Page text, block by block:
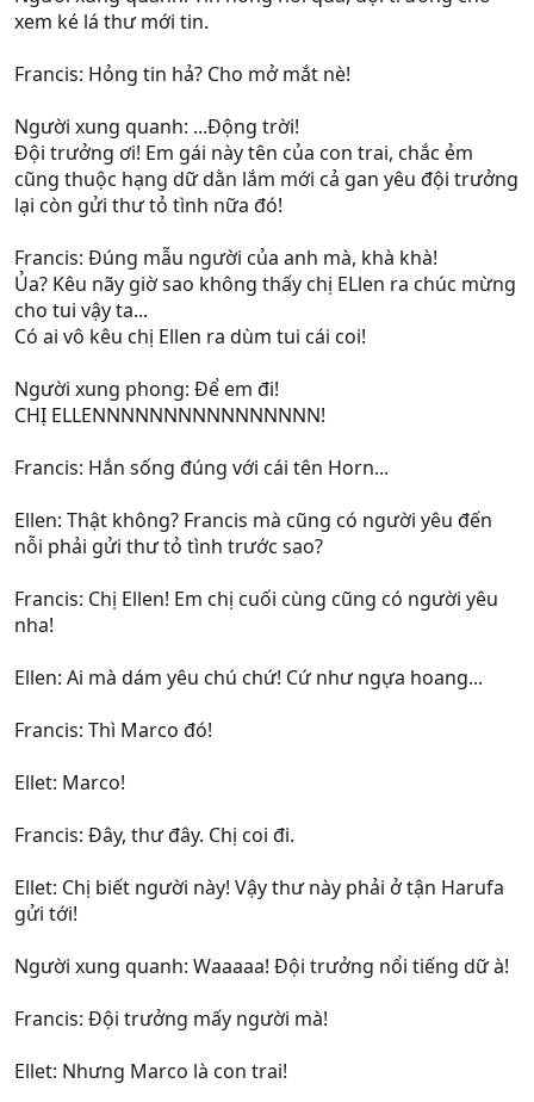
xem ké lá thư mới tin.
Francis: Hỏng tin hả? Cho mở mắt nè!
Người xung quanh: ...Động trời!
Đội trưởng ơi! Em gái này tên của con trai, chắc ẻm
cũng thuộc hạng dữ dằn lắm mới cả gan yêu đội trưởng
lại còn gửi thư tỏ tình nữa đó!
Francis: Đúng mẫu người của anh mà, khà khà!
Ủa? Kêu nãy giờ sao không thấy chị ELlen ra chúc mừng
cho tui vậy ta...
Có ai vô kêu chị Ellen ra dùm tui cái coi!
Người xung phong: Để em đi!
CHỊ ELLENNNNNNNNNNNNNNNN!
Francis: Hắn sống đúng với cái tên Horn...
Ellen: Thật không? Francis mà cũng có người yêu đến
nỗi phải gửi thư tỏ tình trước sao?
Francis: Chị Ellen! Em chị cuối cùng cũng có người yêu
nha!
Ellen: Ai mà dám yêu chú chứ! Cứ như ngựa hoang...
Francis: Thì Marco đó!
Ellet: Marco!
Francis: Đây, thư đây. Chị coi đi.
Ellet: Chị biết người này! Vậy thư này phải ở tận Harufa
gửi tới!
Người xung quanh: Waaaaa! Đội trưởng nổi tiếng dữ à!
Francis: Đội trưởng mấy người mà!
Ellet: Nhưng Marco là con trai!